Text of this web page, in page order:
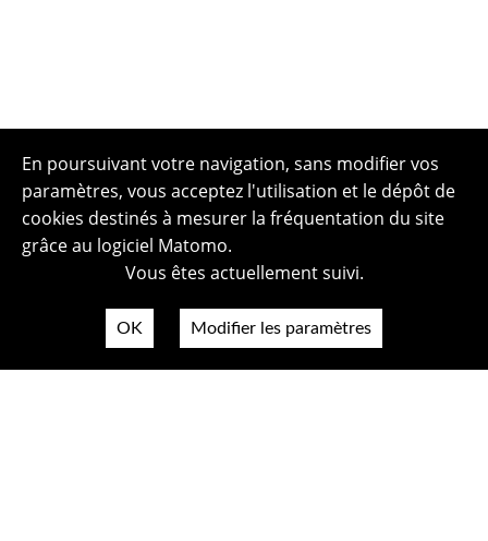
En poursuivant votre navigation, sans modifier vos
paramètres, vous acceptez l'utilisation et le dépôt de
cookies destinés à mesurer la fréquentation du site
grâce au logiciel Matomo.
Vous êtes actuellement suivi.
OK Modifier les paramètres